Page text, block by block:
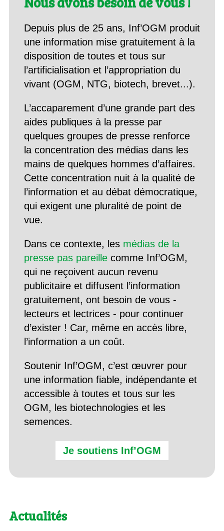
Depuis plus de 25 ans, Inf’OGM produit
une information mise gratuitement à la
disposition de toutes et tous sur
l’artificialisation et l’appropriation du
vivant (OGM, NTG, biotech, brevet...).
L’accaparement d’une grande part des
aides publiques à la presse par
quelques groupes de presse renforce
la concentration des médias dans les
mains de quelques hommes d’affaires.
Cette concentration nuit à la qualité de
l’information et au débat démocratique,
qui exigent une pluralité de point de
vue.
Dans ce contexte, les médias de la
presse pas pareillecomme Inf’OGM,
qui ne reçoivent aucun revenu
publicitaire et diffusent l’information
gratuitement, ont besoin de vous -
lecteurs et lectrices - pour continuer
d’exister ! Car, même en accès libre,
l’information a un coût.
Soutenir Inf’OGM, c’est œuvrer pour
une information fiable, indépendante et
accessible à toutes et tous sur les
OGM, les biotechnologies et les
semences.
Je soutiens Inf’OGM
Actualités